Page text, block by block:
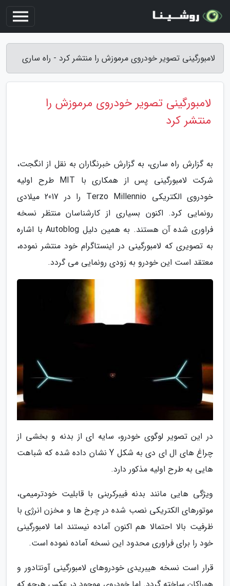
لامبورگینی تصویر خودروی مرموزش را منتشر کرد - راه ساری
لامبورگینی تصویر خودروی مرموزش را
منتشر کرد
به گزارش راه ساری، به گزارش خبرنگاران به نقل از انگجت،
شرکت لامبورگینی پس از همکاری با MIT طرح اولیه
خودروی الکتریکی Terzo Millennio را در 2017 میلادی
رونمایی کرد. اکنون بسیاری از کارشناسان منتظر نسخه
فراوری شده آن هستند. به همین دلیل Autoblog با اشاره
به تصویری که لامبورگینی در اینستاگرام خود منتشر نموده،
معتقد است این خودرو به زودی رونمایی می گردد.
در این تصویر لوگوی خودرو، سایه ای از بدنه و بخشی از
چراغ های ال ای دی به شکل Y نشان داده شده که شباهت
هایی به طرح اولیه مذکور دارد.
ویژگی هایی مانند بدنه فیبرکربنی با قابلیت خودترمیمی،
موتورهای الکتریکی نصب شده در چرخ ها و مخزن انرژی با
ظرفیت بالا احتمالا هم اکنون آماده نیستند اما لامبورگینی
خود را برای فراوری محدود این نسخه آماده نموده است.
قرار است نسخه هیبریدی خودروهای لامبورگینی آونتادور و